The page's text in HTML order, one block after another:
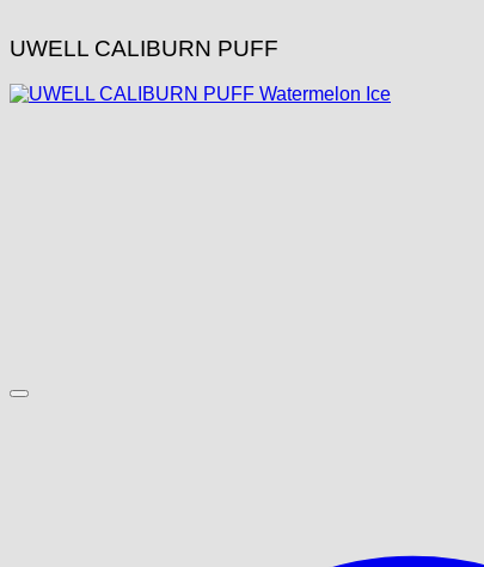
UWELL CALIBURN PUFF